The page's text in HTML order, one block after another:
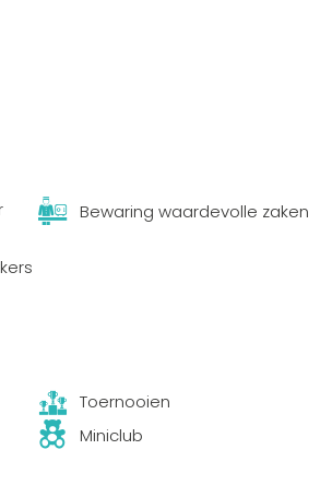
Bewaring waardevolle zaken
Toernooien
Miniclub